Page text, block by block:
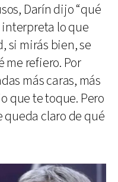
Darín dijo “qué
interpreta lo que
si mirás bien, se
me refiero. Por
más caras, más
que te toque. Pero
queda claro de qué